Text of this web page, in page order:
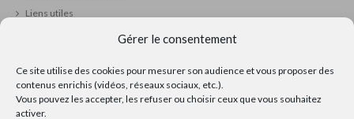
Gérer le consentement
Ce site utilise des cookies pour mesurer son audience et vous proposer des
contenus enrichis (vidéos, réseaux sociaux, etc.).
Vous pouvez les accepter, les refuser ou choisir ceux que vous souhaitez
activer.
Liens utiles
Réfléchir
Prier
Ressources pour la pastorale